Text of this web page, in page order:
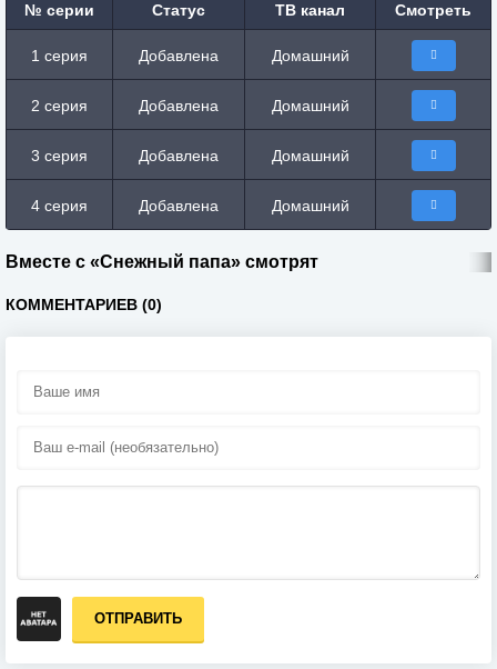
№ серии Статус ТВ канал Смотреть
1 серия Добавлена Домашний
2 серия Добавлена Домашний
3 серия Добавлена Домашний
4 серия Добавлена Домашний
Вместе с «Снежный папа» смотрят
КОММЕНТАРИЕВ (0)
ОТПРАВИТЬ